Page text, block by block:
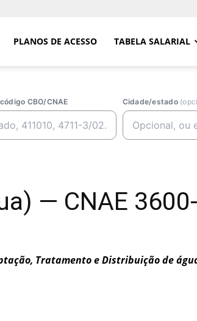
PLANOS DE ACESSO TABELA SALARIAL
CBO/CNAE Cidade/estado
— CNAE
Tratamento e Distribuição de